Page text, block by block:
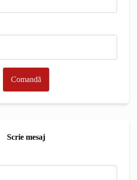
Comandă
Scrie mesaj